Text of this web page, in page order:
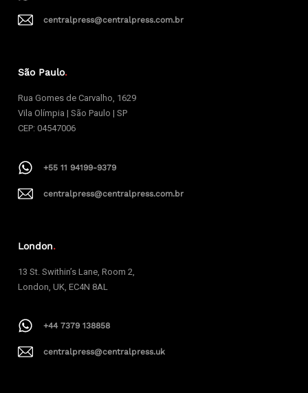
centralpress@centralpress.com.br
São Paulo.
Rua Gomes de Carvalho, 1629
Vila Olímpia | São Paulo | SP
CEP: 04547006
+55 11 94199-9379
centralpress@centralpress.com.br
London.
13 St. Swithin’s Lane, Room 2,
London, UK, EC4N 8AL
+44 7379 138858
centralpress@centralpress.uk